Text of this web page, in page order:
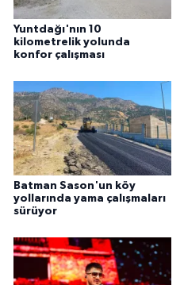
Yuntdağı'nın 10
kilometrelik yolunda
konfor çalışması
Batman Sason'un köy
yollarında yama çalışmaları
sürüyor